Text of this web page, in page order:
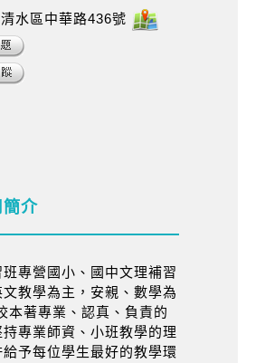
水區中華路436號
簡介
班專營國小、國中文理補習
教學為主，安親、數學為
本著專業、認真、負責的
持專業師資、小班教學的理
給予每位學生最好的教學環